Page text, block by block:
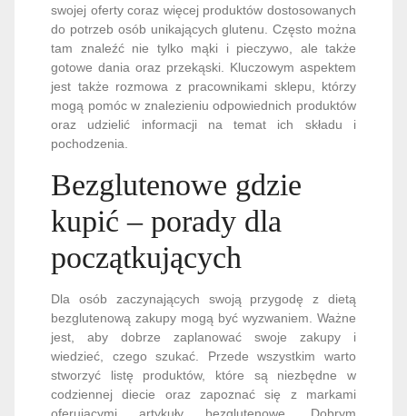
swojej oferty coraz więcej produktów dostosowanych
do potrzeb osób unikających glutenu. Często można
tam znaleźć nie tylko mąki i pieczywo, ale także
gotowe dania oraz przekąski. Kluczowym aspektem
jest także rozmowa z pracownikami sklepu, którzy
mogą pomóc w znalezieniu odpowiednich produktów
oraz udzielić informacji na temat ich składu i
pochodzenia.
Bezglutenowe gdzie
kupić – porady dla
początkujących
Dla osób zaczynających swoją przygodę z dietą
bezglutenową zakupy mogą być wyzwaniem. Ważne
jest, aby dobrze zaplanować swoje zakupy i
wiedzieć, czego szukać. Przede wszystkim warto
stworzyć listę produktów, które są niezbędne w
codziennej diecie oraz zapoznać się z markami
oferującymi artykuły bezglutenowe. Dobrym